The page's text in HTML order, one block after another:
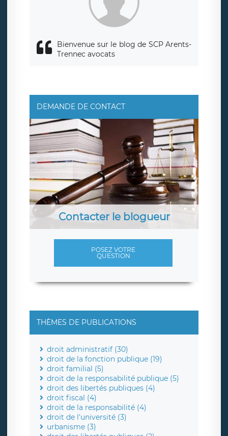
le droit d’introduire une réclamation auprès d’une autorité
Bienvenue sur le blog de SCP Arents-
Trennec avocats
DEMANDE DE CONTACT
Contacter le blogueur
POSEZ VOTRE
QUESTION
THÈMES DE PUBLICATIONS
droit administratif (30)
droit de la fonction publique (19)
droit familial (5)
droit de la responsabilité publique (5)
droit des libertés publiques (4)
droit fiscal (4)
droit de la responsabilité (4)
droit de l'université (3)
urbanisme (3)